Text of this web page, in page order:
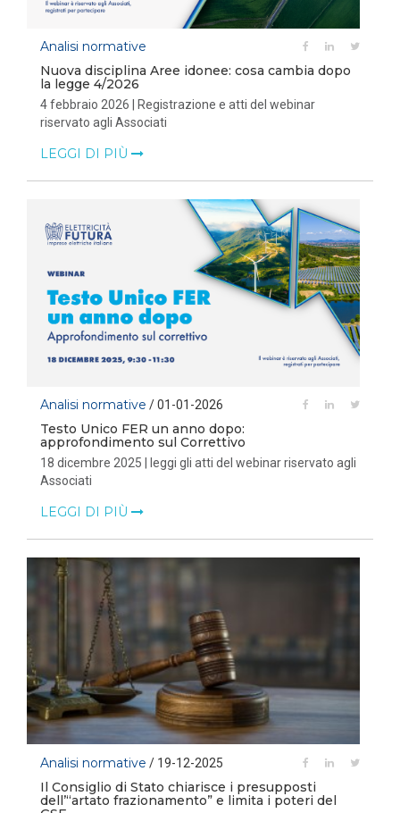
Analisi normative
Nuova disciplina Aree idonee: cosa cambia dopo
la legge 4/2026
4 febbraio 2026 | Registrazione e atti del webinar
riservato agli Associati
LEGGI DI PIÙ
Analisi normative / 01-01-2026
Testo Unico FER un anno dopo:
approfondimento sul Correttivo
18 dicembre 2025 | leggi gli atti del webinar riservato agli
Associati
LEGGI DI PIÙ
Analisi normative / 19-12-2025
Il Consiglio di Stato chiarisce i presupposti
dell’“artato frazionamento” e limita i poteri del